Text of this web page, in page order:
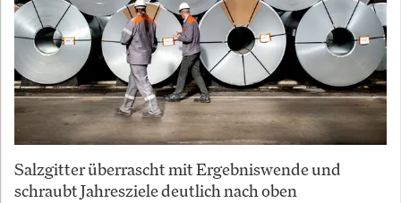
Salzgitter überrascht mit Ergebniswende und
schraubt Jahresziele deutlich nach oben